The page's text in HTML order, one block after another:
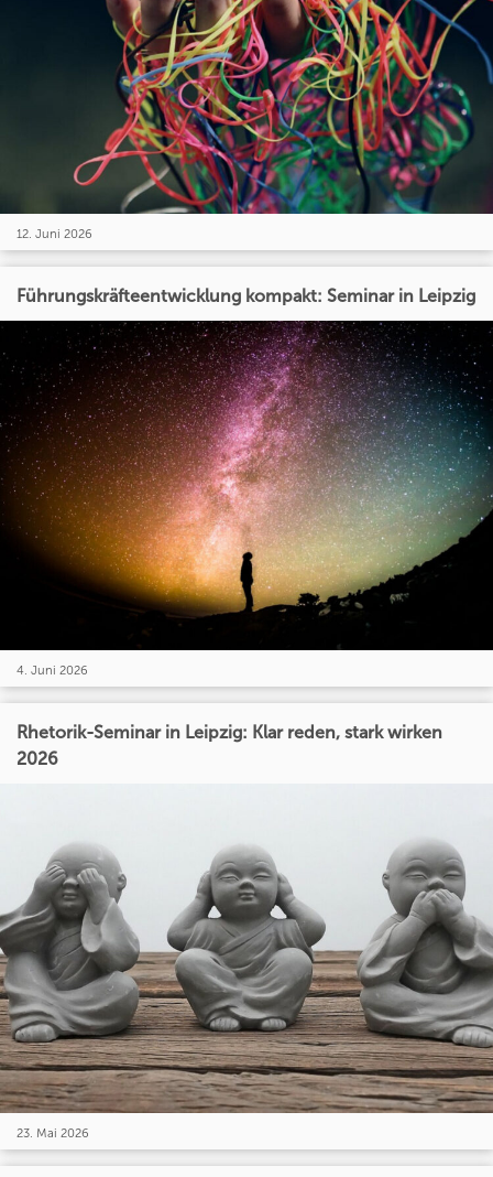
12. Juni 2026
Führungskräfteentwicklung kompakt: Seminar in Leipzig
4. Juni 2026
Rhetorik-Seminar in Leipzig: Klar reden, stark wirken
2026
23. Mai 2026